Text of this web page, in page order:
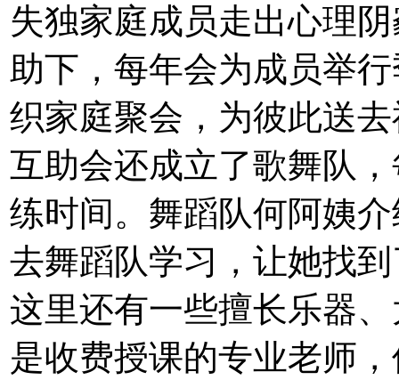
失独家庭成员走出心理
助下，每年会为成员举
织家庭聚会，为彼此送
互助会还成立了歌舞队
练时间。舞蹈队何阿姨
去舞蹈队学习，让她找
这里还有一些擅长乐器
是收费授课的专业老师